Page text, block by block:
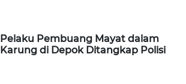
Pelaku Pembuang Mayat dalam
Karung di Depok Ditangkap Polisi